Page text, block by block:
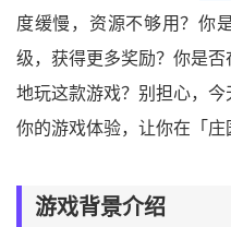
度缓慢，资源不够用？你
级，获得更多奖励？你是
地玩这款游戏？别担心，
你的游戏体验，让你在「庄
游戏背景介绍